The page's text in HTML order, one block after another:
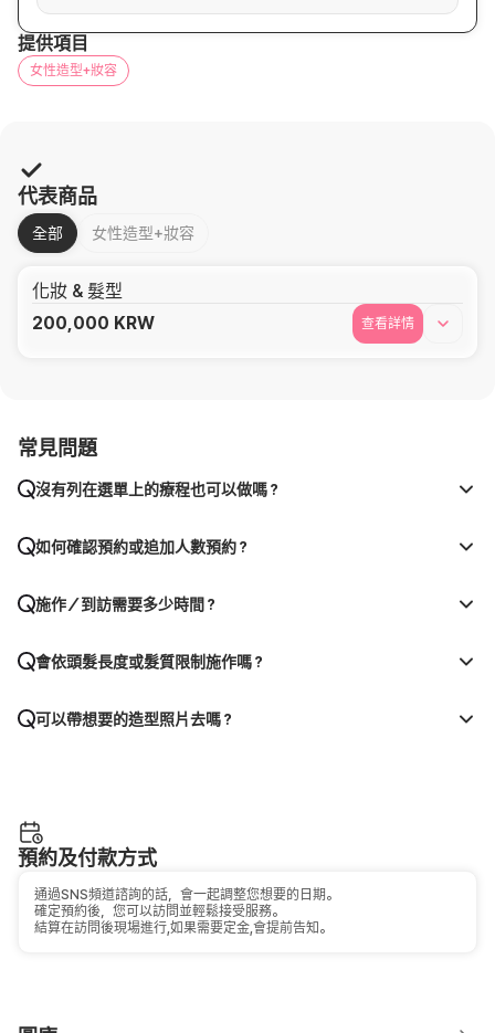
提供項目
女性造型+妝容
代表商品
全部 女性造型+妝容
化妝 & 髮型
200,000 KRW 查看詳情
常見問題
沒有列在選單上的療程也可以做嗎？
如何確認預約或追加人數預約？
施作／到訪需要多少時間？
會依頭髮長度或髮質限制施作嗎？
可以帶想要的造型照片去嗎？
預約及付款方式
通過SNS頻道諮詢的話，會一起調整您想要的日期。
確定預約後，您可以訪問並輕鬆接受服務。
結算在訪問後現場進行,如果需要定金,會提前告知。